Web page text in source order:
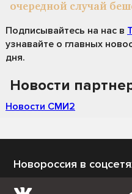
очередной случай
Подписывайтесь на нас в
узнавайте о главных
дня.
Новости
Новости СМИ2
Новороссия в